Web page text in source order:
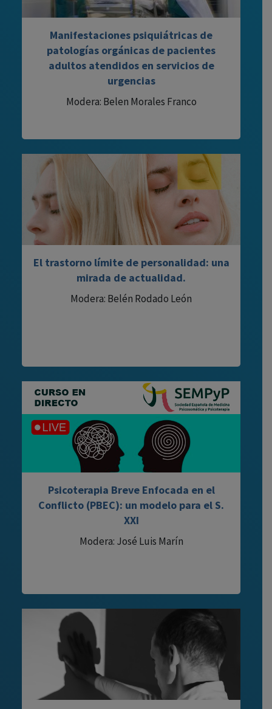
Manifestaciones psiquiátricas de
patologías orgánicas de pacientes
adultos atendidos en servicios de
urgencias
Modera: Belen Morales Franco
El trastorno límite de personalidad: una
mirada de actualidad.
Modera: Belén Rodado León
Psicoterapia Breve Enfocada en el
Conflicto (PBEC): un modelo para el S.
XXI
Modera: José Luis Marín